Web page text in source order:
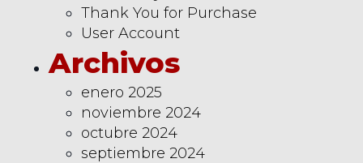
Thank You for Purchase
User Account
Archivos
enero 2025
noviembre 2024
octubre 2024
septiembre 2024